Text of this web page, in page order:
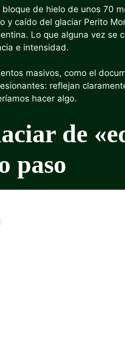
bloque de hielo de unos 70
y caído del glaciar Perito
Lo que alguna vez se
e intensidad.
masivos, como el
reflejan
hacer algo.
de
paso